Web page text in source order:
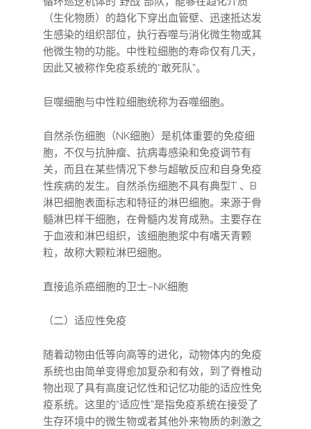
（生化物质）的趋化下穿出血管壁、迅速抵达发
生感染的组织部位，执行吞噬与消化微生物或其
他微生物的功能。中性粒细胞的寿命仅有几天，
因此又被称作免疫系统的“敢死队”。
巨噬细胞与中性粒细胞统称为吞噬细胞。
自然杀伤细胞（NK细胞）是机体重要的免疫细
胞，不仅与抗肿瘤、抗病毒感染和免疫调节有
关，而且在某些情况下参与超敏反应和自身免疫
性疾病的发生。自然杀伤细胞不具有典型T 、B
淋巴细胞表面标志和特征的淋巴细胞。来源于骨
髓淋巴样干细胞，在骨髓内发育成熟。主要存在
于血液和淋巴组织，该细胞胞浆中有嗜天青颗
粒，故称大颗粒淋巴细胞。
直接追杀癌细胞的卫士–NK细胞
（二）适应性免疫
随着动物由低等向高等的进化，动物体内的免疫
系统也由简单变得愈加复杂和有效，到了脊椎动
物出现了具有高度记忆性和记忆功能的适应性免
疫系统。这里的“适应性”是指免疫系统在接受了
生存环境中的微生物或者其他外来物质的刺激之